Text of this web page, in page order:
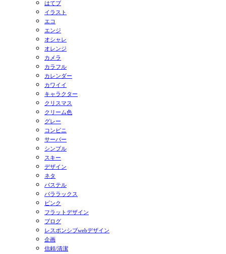
はてブ
イラスト
エコ
エンジ
オシャレ
オレンジ
カメラ
カラフル
カレンダー
カワイイ
キャラクター
クリスマス
クリーム色
グレー
コンビニ
サーバー
シンプル
スキー
デザイン
ネタ
パステル
パララックス
ピンク
フラットデザイン
ブログ
レスポンシブwebデザイン
企画
信頼/清潔